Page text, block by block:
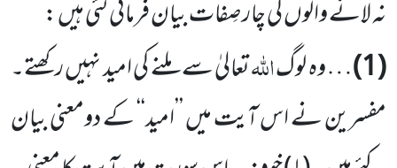
نہ لانے والوں کی چار صِفات بیان فرمائی گئی ہیں :
(1) … وہ لوگاللہتعالیٰ سے ملنے کی امید نہیں رکھتے۔
مفسرین نے اس آیت میں ’’امید‘‘ کے دومعنی بیان